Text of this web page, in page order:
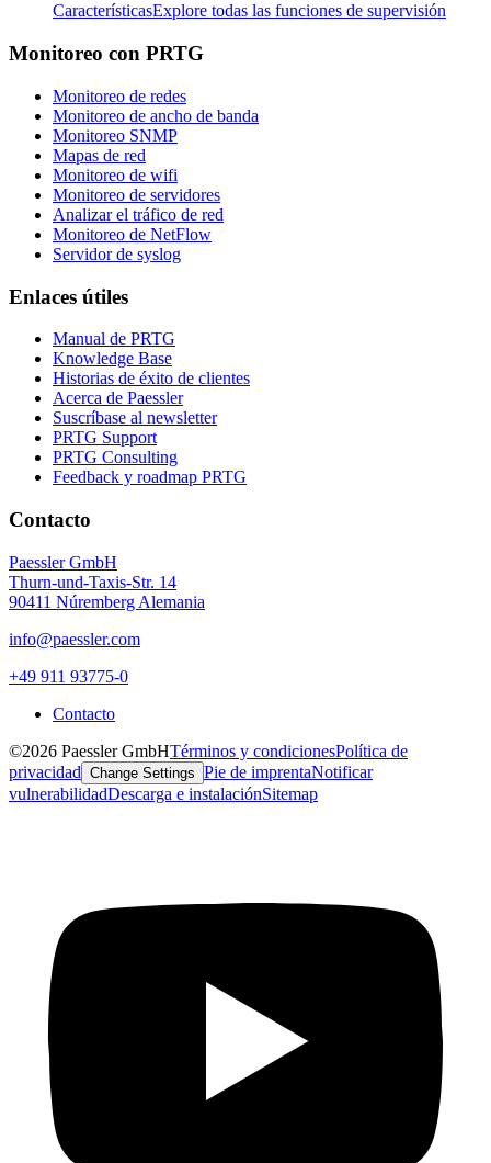
CaracterísticasExplore todas las funciones de supervisión
Monitoreo con PRTG
Monitoreo de redes
Monitoreo de ancho de banda
Monitoreo SNMP
Mapas de red
Monitoreo de wifi
Monitoreo de servidores
Analizar el tráfico de red
Monitoreo de NetFlow
Servidor de syslog
Enlaces útiles
Manual de PRTG
Knowledge Base
Historias de éxito de clientes
Acerca de Paessler
Suscríbase al newsletter
PRTG Support
PRTG Consulting
Feedback y roadmap PRTG
Contacto
Paessler GmbH
Thurn-und-Taxis-Str. 14
90411 Núremberg Alemania
info@paessler.com
+49 911 93775-0
Contacto
©2026 Paessler GmbHTérminos y condicionesPolítica de
privacidad Change Settings Pie de imprentaNotificar
vulnerabilidadDescarga e instalaciónSitemap